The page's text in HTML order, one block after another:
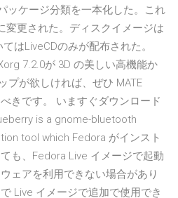
ッケージ分類を一本化した。これ
変更された。ディスクイメージは
はLiveCDのみが配布された。
7.2.0が 3D の美しい高機能か
プが欲しければ、ぜひ MATE
きです。 いますぐダウンロード
is a gnome-bluetooth
tool which Fedora がインスト
も、Fedora Live イメージで起動
ェアを利用できない場合があり
Live イメージで追加で使用でき